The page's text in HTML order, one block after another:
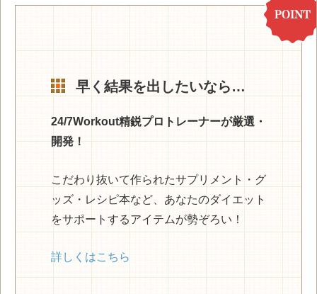
早く結果を出したいなら…
24/7Workout精鋭プロトレーナーが厳選・
開発！
こだわり抜いて作られたサプリメント・グ
ッズ・レシピ本など、あなたのダイエット
をサポートするアイテムが勢ぞろい！
詳しくはこちら